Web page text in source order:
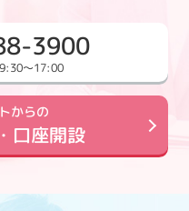
3900
9:30～17:00
からの
口座開設